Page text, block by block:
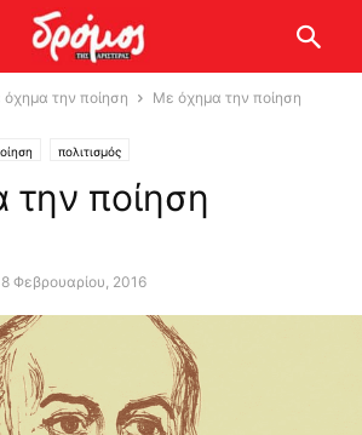
όχημα την ποίηση
Με όχημα την ποίηση
πολιτισμός
ποίηση
8 Φεβρουαρίου, 2016